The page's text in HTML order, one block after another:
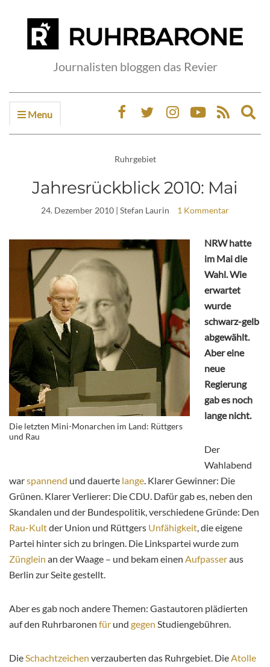
Journalisten bloggen das Revier
Menu
Ruhrgebiet
Jahresrückblick 2010: Mai
24. Dezember 2010 | Stefan Laurin 1 Kommentar
Die letzten Mini-Monarchen im Land: Rüttgers
und Rau
NRW hatte
im Mai die
Wahl. Wie
erwartet
wurde
schwarz-gelb
abgewählt.
Aber eine
neue
Regierung
gab es noch
lange nicht.
Der
Wahlabend
warspannend und dauerte lange. Klarer Gewinner: Die
Grünen. Klarer Verlierer: Die CDU. Dafür gab es, neben den
Skandalen und der Bundespolitik, verschiedene Gründe: Den
Rau-Kultder Union und Rüttgers Unfähigkeit, die eigene
Partei hinter sich zu bringen. Die Linkspartei wurde zum
Zünglein an der Waage – und bekam einen Aufpasseraus
Berlin zur Seite gestellt.
Aber es gab noch andere Themen: Gastautoren plädierten
auf den Ruhrbaronen für und gegen Studiengebühren.
DieSchachtzeichen verzauberten das Ruhrgebiet. DieAtolle